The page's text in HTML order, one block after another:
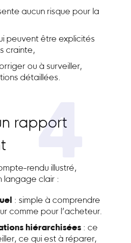
aucun risque pour la
peuvent être explicités
crainte,
ou à surveiller,
détaillées.
4
rapport
rendu illustré,
langage clair :
: simple à comprendre
comme pour l’acheteur.
hiérarchisées : ce
ce qui est à réparer,